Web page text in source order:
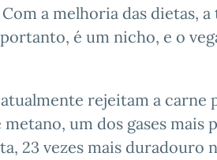
a melhoria das dietas,
é um nicho, e o
rejeitam a carne
um dos gases mais
23 vezes mais duradouro